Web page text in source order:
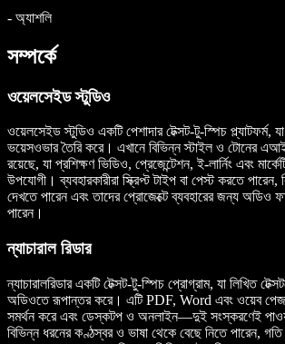
- অ্যাশলি
সম্পর্কে
ওয়েলসেইড স্টুডিও
ওয়েলসেইড স্টুডিও একটি পেশাদার টেক্সট-টু-স্পিচ প্ল্যাটফর্ম,
ভয়েসওভার তৈরি করে। এখানে বিভিন্ন স্টাইল ও টোনের
রয়েছে, যা প্রশিক্ষণ ভিডিও, প্রেজেন্টেশন, ই-লার্নিং এবং
উপযোগী। ব্যবহারকারীরা স্ক্রিপ্ট টাইপ বা পেস্ট করতে পারেন,
দেখতে পারেন এবং তাদের প্রোজেক্টে ব্যবহারের জন্য অডিও
পারেন।
ন্যাচারাল রিডার
ন্যাচারালরিডার একটি টেক্সট-টু-স্পিচ প্রোগ্রাম, যা লিখিত
অডিওতে রূপান্তর করে। এটি PDF, Word এবং ওয়েব
সমর্থন করে এবং ডেস্কটপ ও অনলাইন—দুই সংস্করণেই পাওয়া
বিভিন্ন ধরনের কণ্ঠস্বর ও ভাষা থেকে বেছে নিতে পারেন, গতি